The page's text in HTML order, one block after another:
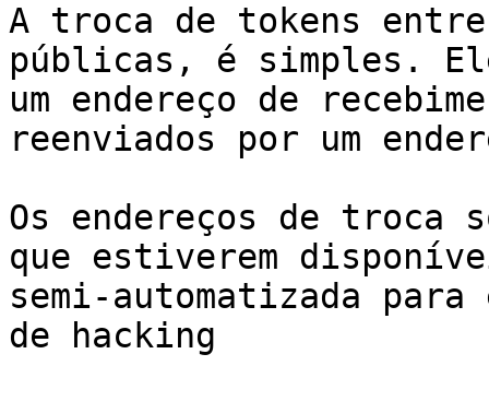
A troca de tokens
públicas, é simples.
um endereço de
reenviados por um
Os endereços de troca
que estiverem
semi-automatizada